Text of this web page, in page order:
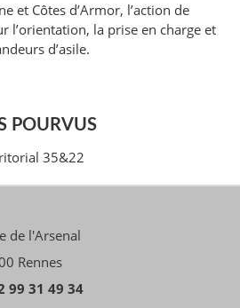
et Côtes d’Armor, l’action de
l’orientation, la prise en charge et
d’asile.
POURVUS
35&22
de l'Arsenal
Rennes
99 31 49 34